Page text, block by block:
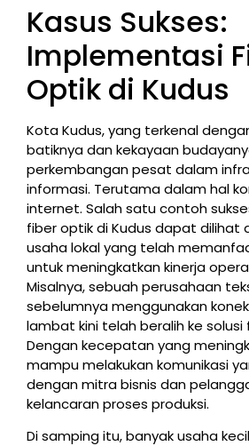
Kasus Sukses:
Implementasi
Optik di Kudus
Kota Kudus, yang terkenal
batiknya dan kekayaan
perkembangan pesat dalam
informasi. Terutama dalam hal
internet. Salah satu contoh
fiber optik di Kudus dapat dilihat
usaha lokal yang telah
untuk meningkatkan kinerja
Misalnya, sebuah perusahaan
sebelumnya menggunakan
lambat kini telah beralih ke solusi
Dengan kecepatan yang
mampu melakukan komunikasi
dengan mitra bisnis dan
kelancaran proses produksi.
Di samping itu, banyak usaha